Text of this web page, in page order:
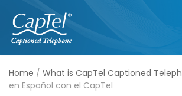
Skip
to
content
Home / What is CapTel Captioned
en Español con el CapTel